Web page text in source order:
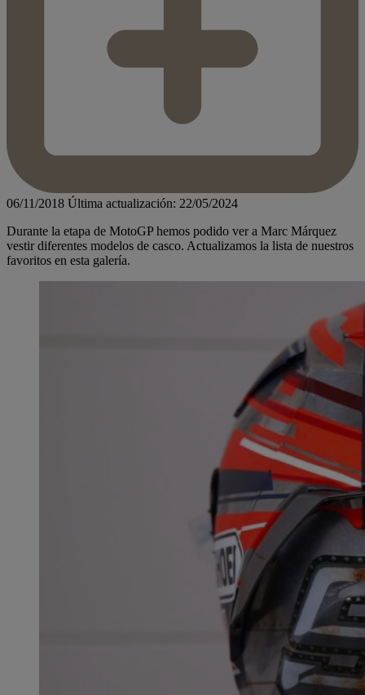
06/11/2018 Última actualización: 22/05/2024
Durante la etapa de MotoGP hemos podido ver a Marc Márquez
vestir diferentes modelos de casco. Actualizamos la lista de nuestros
favoritos en esta galería.